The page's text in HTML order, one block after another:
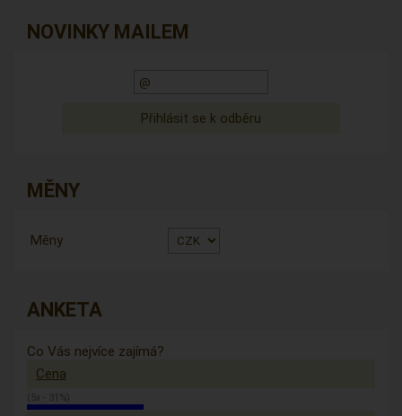
NOVINKY MAILEM
MĚNY
Měny
ANKETA
Co Vás nejvíce zajímá?
Cena
(5x - 31%)